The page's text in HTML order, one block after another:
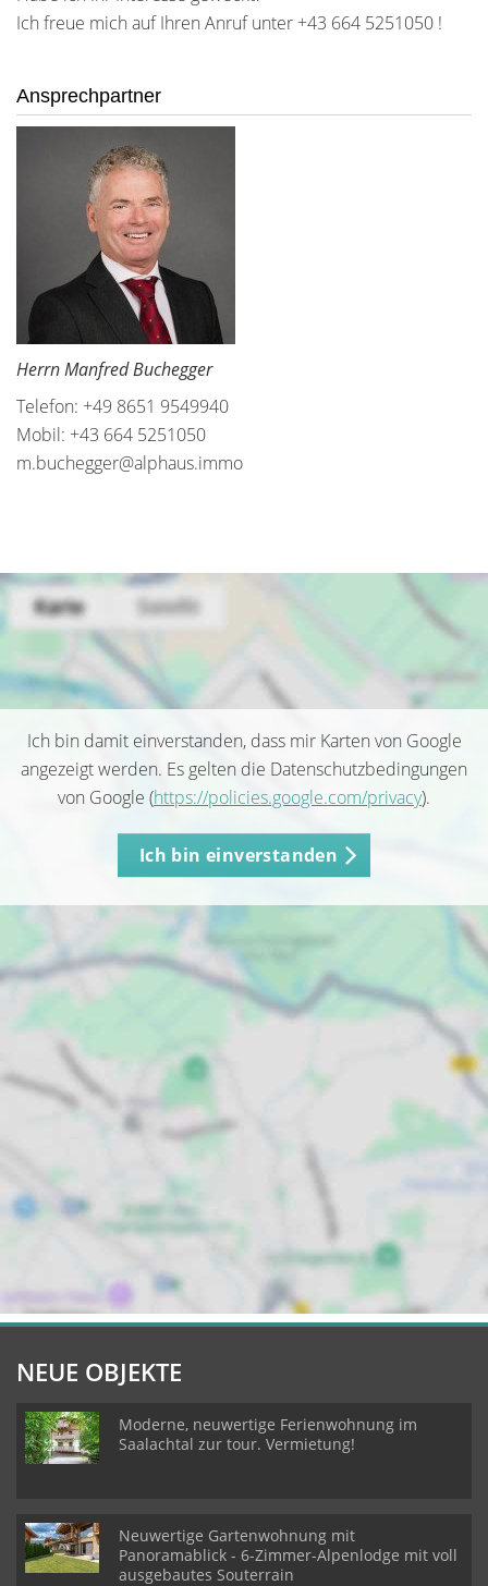
Ich freue mich auf Ihren Anruf unter +43 664 5251050 !
Ansprechpartner
Herrn Manfred Buchegger
Telefon: +49 8651 9549940
Mobil: +43 664 5251050
m.buchegger@alphaus.immo
Ich bin damit einverstanden, dass mir Karten von Google
angezeigt werden. Es gelten die Datenschutzbedingungen
von Google (https://policies.google.com/privacy).
Ich bin einverstanden
NEUE OBJEKTE
Moderne, neuwertige Ferienwohnung im
Saalachtal zur tour. Vermietung!
Neuwertige Gartenwohnung mit
Panoramablick - 6-Zimmer-Alpenlodge mit voll
ausgebautes Souterrain